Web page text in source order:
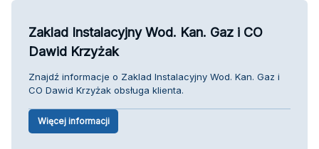
Zaklad Instalacyjny Wod. Kan. Gaz i CO
Dawid Krzyżak
Znajdź informacje o Zaklad Instalacyjny Wod. Kan. Gaz i
CO Dawid Krzyżak obsługa klienta.
Więcej informacji